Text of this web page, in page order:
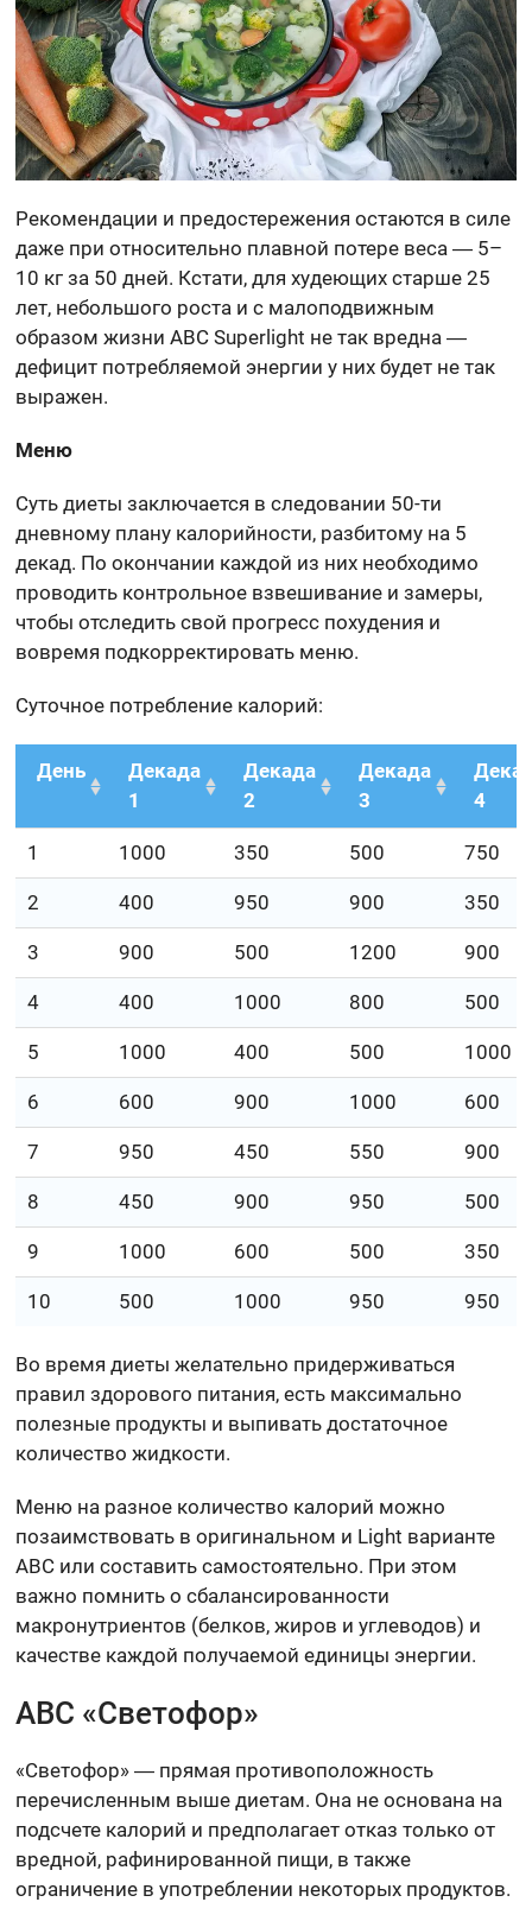
Рекомендации и предостережения остаются в силе
даже при относительно плавной потере веса ― 5–
10 кг за 50 дней. Кстати, для худеющих старше 25
лет, небольшого роста и с малоподвижным
образом жизни ABC Superlight не так вредна ―
дефицит потребляемой энергии у них будет не так
выражен.
Меню
Суть диеты заключается в следовании 50-ти
дневному плану калорийности, разбитому на 5
декад. По окончании каждой из них необходимо
проводить контрольное взвешивание и замеры,
чтобы отследить свой прогресс похудения и
вовремя подкорректировать меню.
Суточное потребление калорий:
День
Декада
1
Декада
2
Декада
3
4
1 1000 350 500 750
2 400 950 900 350
3 900 500 1200 900
4 400 1000 800 500
5 1000 400 500 1000
6 600 900 1000 600
7 950 450 550 900
8 450 900 950 500
9 1000 600 500 350
10 500 1000 950 950
Во время диеты желательно придерживаться
правил здорового питания, есть максимально
полезные продукты и выпивать достаточное
количество жидкости.
Меню на разное количество калорий можно
позаимствовать в оригинальном и Light варианте
ABC или составить самостоятельно. При этом
важно помнить о сбалансированности
макронутриентов (белков, жиров и углеводов) и
качестве каждой получаемой единицы энергии.
ABC «Светофор»
«Светофор» ― прямая противоположность
перечисленным выше диетам. Она не основана на
подсчете калорий и предполагает отказ только от
вредной, рафинированной пищи, в также
ограничение в употреблении некоторых продуктов.